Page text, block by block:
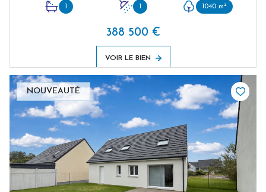
1 1 1040 m²
388 500 €
VOIR LE BIEN
NOUVEAUTÉ